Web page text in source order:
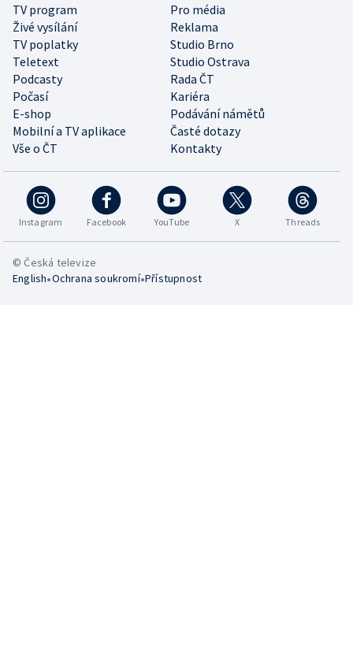
TV program
Pro média
Živé vysílání
Reklama
TV poplatky
Studio Brno
Teletext
Studio Ostrava
Podcasty
Rada ČT
Počasí
Kariéra
E-shop
Podávání námětů
Mobilní a TV aplikace
Časté dotazy
Vše o ČT
Kontakty
Instagram Facebook YouTube X Threads
© Česká televize
English•Ochrana soukromí•Přístupnost